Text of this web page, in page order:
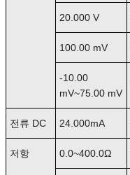
20.000 V
100.00 mV
-10.00
mV~75.00 mV
전류 DC 24.000mA
저항 0.0~400.0Ω